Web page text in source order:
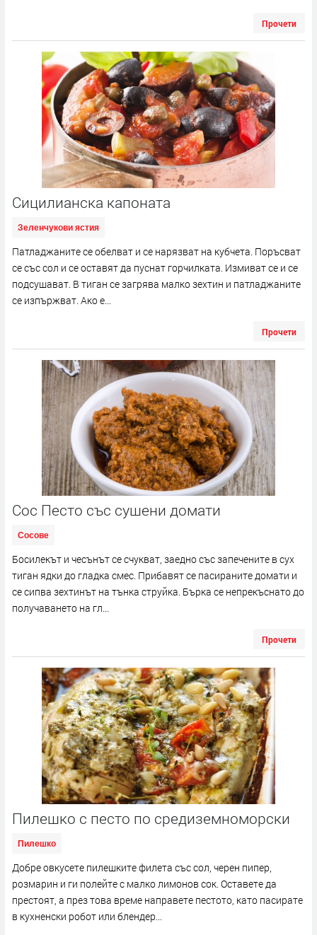
Прочети
Сицилианска капоната
Зеленчукови ястия
Патладжаните се обелват и се нарязват на кубчета. Поръсват
се със сол и се оставят да пуснат горчилката. Измиват се и се
подсушават. В тиган се загрява малко зехтин и патладжаните
се изпържват. Ако е...
Прочети
Сос Песто със сушени домати
Сосове
Босилекът и чесънът се счукват, заедно със запечените в сух
тиган ядки до гладка смес. Прибавят се пасираните домати и
се сипва зехтинът на тънка струйка. Бърка се непрекъснато до
получаването на гл...
Прочети
Пилешко с песто по средиземноморски
Пилешко
Добре овкусете пилешките филета със сол, черен пипер,
розмарин и ги полейте с малко лимонов сок. Оставете да
престоят, а през това време направете пестото, като пасирате
в кухненски робот или блендер...